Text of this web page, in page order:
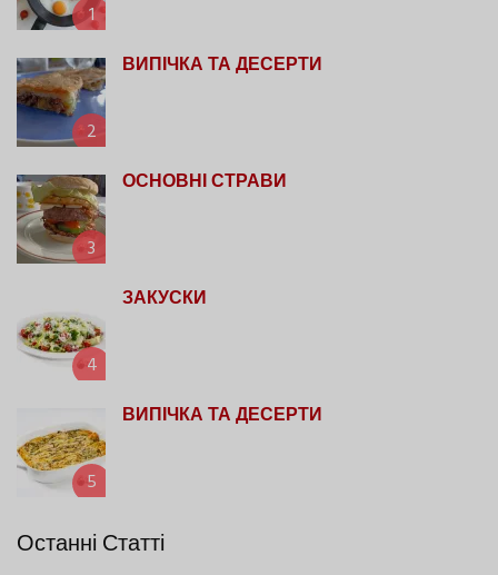
1
2
ВИПІЧКА ТА ДЕСЕРТИ
3
ОСНОВНІ СТРАВИ
4
ЗАКУСКИ
5
ВИПІЧКА ТА ДЕСЕРТИ
Останні Статті